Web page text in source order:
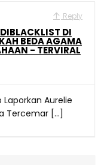
Reply
DI
BEDA AGAMA
- TERVIRAL
Aurelie
Tercemar […]